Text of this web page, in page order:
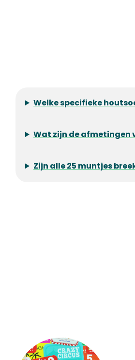
Welke specifieke
Wat zijn de afmetingen
Zijn alle 25 muntjes